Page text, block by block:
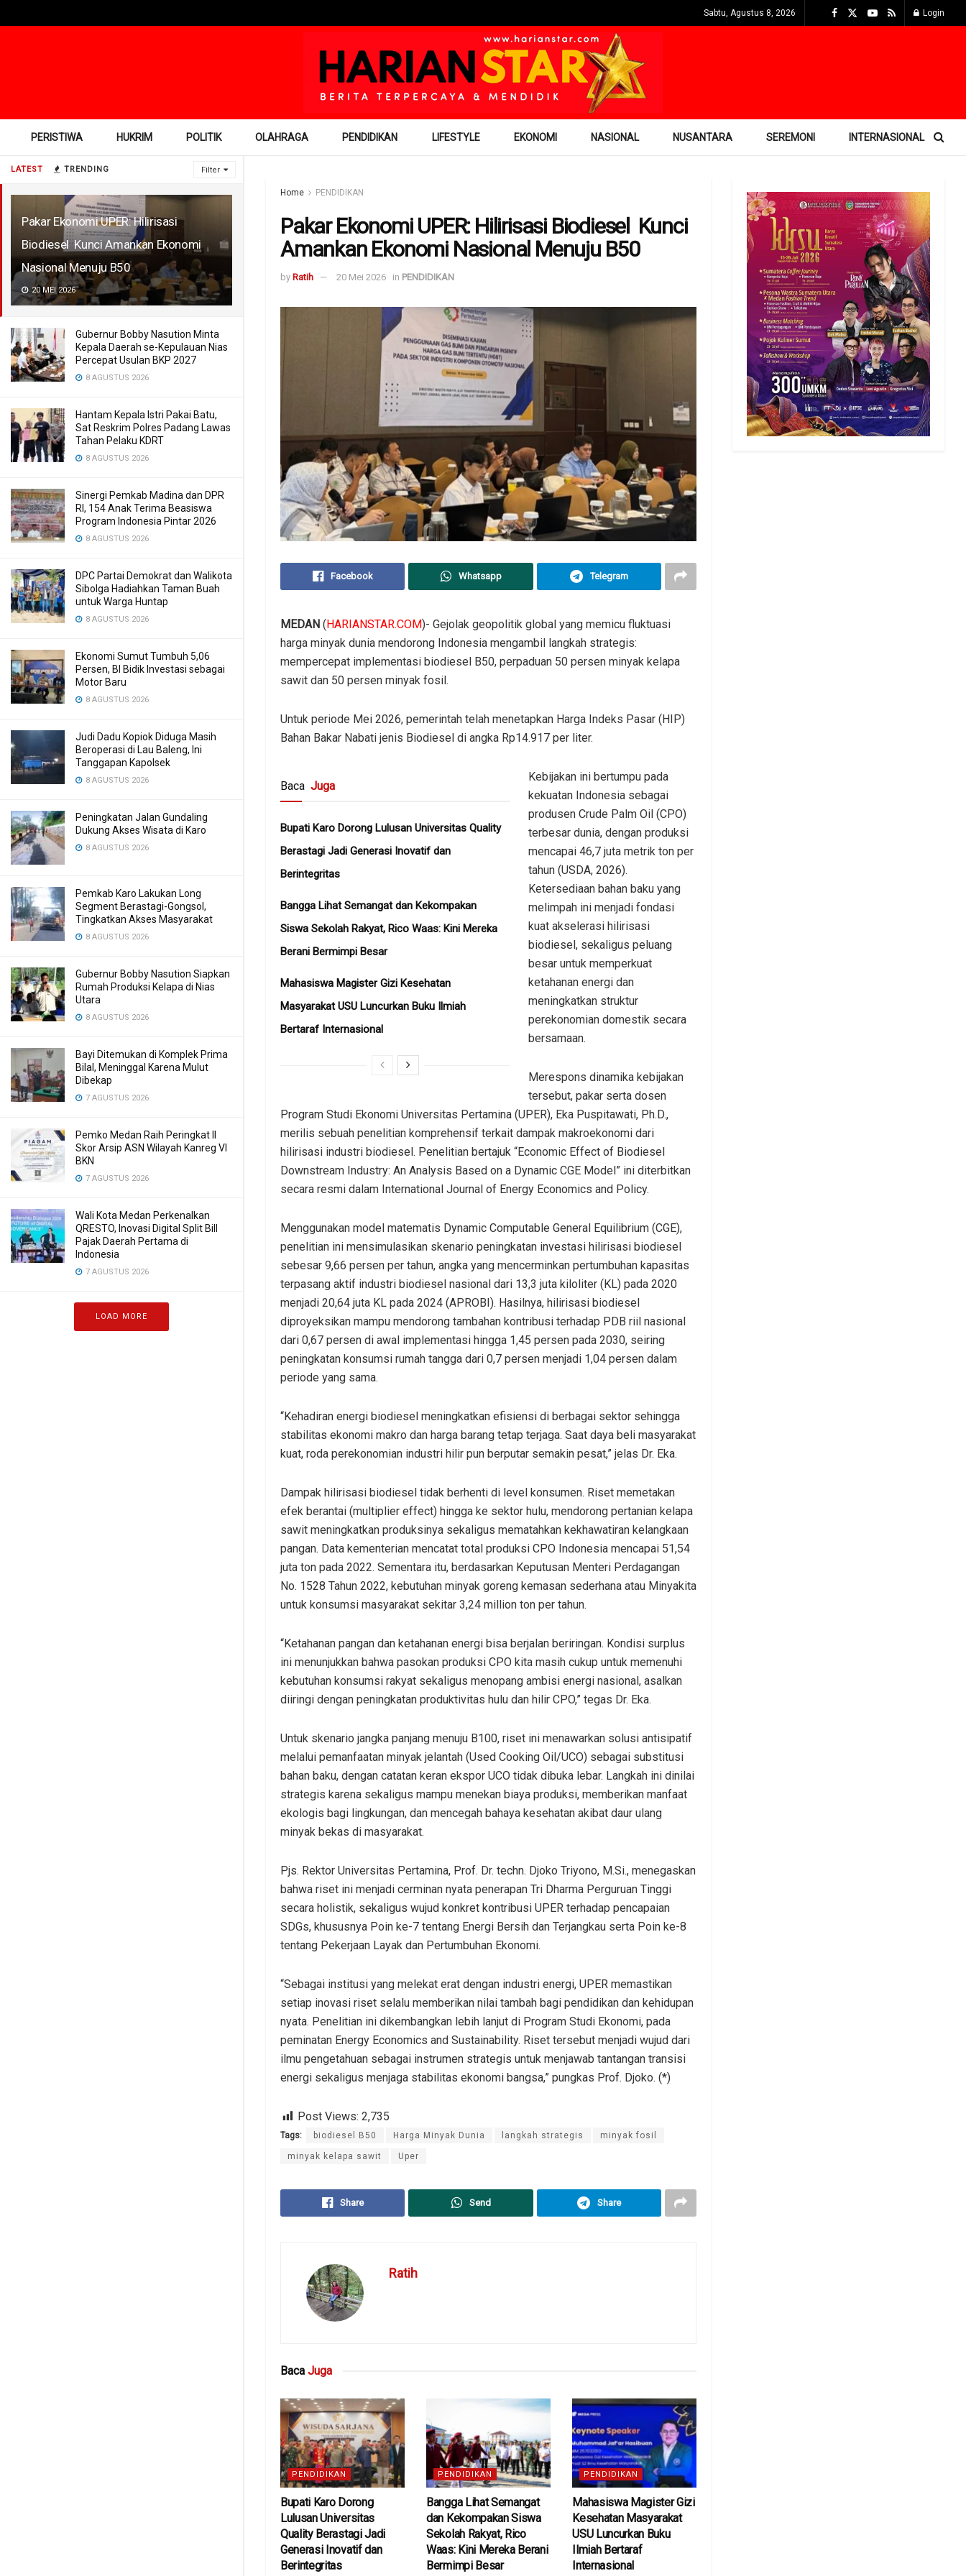
LATEST TRENDING Filter
Pakar Ekonomi UPER: Hilirisasi
Biodiesel Kunci Amankan Ekonomi
Nasional Menuju B50
20 MEI 2026
Gubernur Bobby Nasution Minta
Kepala Daerah se-Kepulauan Nias
Percepat Usulan BKP 2027
8 AGUSTUS 2026
Hantam Kepala Istri Pakai Batu,
Sat Reskrim Polres Padang Lawas
Tahan Pelaku KDRT
8 AGUSTUS 2026
Sinergi Pemkab Madina dan DPR
RI, 154 Anak Terima Beasiswa
Program Indonesia Pintar 2026
8 AGUSTUS 2026
DPC Partai Demokrat dan Walikota
Sibolga Hadiahkan Taman Buah
untuk Warga Huntap
8 AGUSTUS 2026
Ekonomi Sumut Tumbuh 5,06
Persen, BI Bidik Investasi sebagai
Motor Baru
8 AGUSTUS 2026
Judi Dadu Kopiok Diduga Masih
Beroperasi di Lau Baleng, Ini
Tanggapan Kapolsek
8 AGUSTUS 2026
Peningkatan Jalan Gundaling
Dukung Akses Wisata di Karo
8 AGUSTUS 2026
Pemkab Karo Lakukan Long
Segment Berastagi-Gongsol,
Tingkatkan Akses Masyarakat
8 AGUSTUS 2026
Gubernur Bobby Nasution Siapkan
Rumah Produksi Kelapa di Nias
Utara
8 AGUSTUS 2026
Bayi Ditemukan di Komplek Prima
Bilal, Meninggal Karena Mulut
Dibekap
7 AGUSTUS 2026
Pemko Medan Raih Peringkat II
Skor Arsip ASN Wilayah Kanreg VI
BKN
7 AGUSTUS 2026
Wali Kota Medan Perkenalkan
QRESTO, Inovasi Digital Split Bill
Pajak Daerah Pertama di
Indonesia
7 AGUSTUS 2026
LOAD MORE
Sabtu, Agustus 8, 2026 Login
PERISTIWA HUKRIM POLITIK OLAHRAGA PENDIDIKAN LIFESTYLE EKONOMI NASIONAL NUSANTARA SEREMONI INTERNASIONAL
Home PENDIDIKAN
Pakar Ekonomi UPER: Hilirisasi Biodiesel Kunci
Amankan Ekonomi Nasional Menuju B50
by Ratih 20 Mei 2026 in PENDIDIKAN
Facebook Whatsapp Telegram
MEDAN (HARIANSTAR.COM)- Gejolak geopolitik global yang memicu fluktuasi
harga minyak dunia mendorong Indonesia mengambil langkah strategis:
mempercepat implementasi biodiesel B50, perpaduan 50 persen minyak kelapa
sawit dan 50 persen minyak fosil.
Untuk periode Mei 2026, pemerintah telah menetapkan Harga Indeks Pasar (HIP)
Bahan Bakar Nabati jenis Biodiesel di angka Rp14.917 per liter.
Baca Juga
Bupati Karo Dorong Lulusan Universitas Quality
Berastagi Jadi Generasi Inovatif dan
Berintegritas
Bangga Lihat Semangat dan Kekompakan
Siswa Sekolah Rakyat, Rico Waas: Kini Mereka
Berani Bermimpi Besar
Mahasiswa Magister Gizi Kesehatan
Masyarakat USU Luncurkan Buku Ilmiah
Bertaraf Internasional
Kebijakan ini bertumpu pada
kekuatan Indonesia sebagai
produsen Crude Palm Oil (CPO)
terbesar dunia, dengan produksi
mencapai 46,7 juta metrik ton per
tahun (USDA, 2026).
Ketersediaan bahan baku yang
melimpah ini menjadi fondasi
kuat akselerasi hilirisasi
biodiesel, sekaligus peluang
besar untuk memperkuat
ketahanan energi dan
meningkatkan struktur
perekonomian domestik secara
bersamaan.
Merespons dinamika kebijakan
tersebut, pakar serta dosen
Program Studi Ekonomi Universitas Pertamina (UPER), Eka Puspitawati, Ph.D.,
merilis sebuah penelitian komprehensif terkait dampak makroekonomi dari
hilirisasi industri biodiesel. Penelitian bertajuk “Economic Effect of Biodiesel
Downstream Industry: An Analysis Based on a Dynamic CGE Model” ini diterbitkan
secara resmi dalam International Journal of Energy Economics and Policy.
Menggunakan model matematis Dynamic Computable General Equilibrium (CGE),
penelitian ini mensimulasikan skenario peningkatan investasi hilirisasi biodiesel
sebesar 9,66 persen per tahun, angka yang mencerminkan pertumbuhan kapasitas
terpasang aktif industri biodiesel nasional dari 13,3 juta kiloliter (KL) pada 2020
menjadi 20,64 juta KL pada 2024 (APROBI). Hasilnya, hilirisasi biodiesel
diproyeksikan mampu mendorong tambahan kontribusi terhadap PDB riil nasional
dari 0,67 persen di awal implementasi hingga 1,45 persen pada 2030, seiring
peningkatan konsumsi rumah tangga dari 0,7 persen menjadi 1,04 persen dalam
periode yang sama.
“Kehadiran energi biodiesel meningkatkan efisiensi di berbagai sektor sehingga
stabilitas ekonomi makro dan harga barang tetap terjaga. Saat daya beli masyarakat
kuat, roda perekonomian industri hilir pun berputar semakin pesat,” jelas Dr. Eka.
Dampak hilirisasi biodiesel tidak berhenti di level konsumen. Riset memetakan
efek berantai (multiplier effect) hingga ke sektor hulu, mendorong pertanian kelapa
sawit meningkatkan produksinya sekaligus mematahkan kekhawatiran kelangkaan
pangan. Data kementerian mencatat total produksi CPO Indonesia mencapai 51,54
juta ton pada 2022. Sementara itu, berdasarkan Keputusan Menteri Perdagangan
No. 1528 Tahun 2022, kebutuhan minyak goreng kemasan sederhana atau Minyakita
untuk konsumsi masyarakat sekitar 3,24 million ton per tahun.
“Ketahanan pangan dan ketahanan energi bisa berjalan beriringan. Kondisi surplus
ini menunjukkan bahwa pasokan produksi CPO kita masih cukup untuk memenuhi
kebutuhan konsumsi rakyat sekaligus menopang ambisi energi nasional, asalkan
diiringi dengan peningkatan produktivitas hulu dan hilir CPO,” tegas Dr. Eka.
Untuk skenario jangka panjang menuju B100, riset ini menawarkan solusi antisipatif
melalui pemanfaatan minyak jelantah (Used Cooking Oil/UCO) sebagai substitusi
bahan baku, dengan catatan keran ekspor UCO tidak dibuka lebar. Langkah ini dinilai
strategis karena sekaligus mampu menekan biaya produksi, memberikan manfaat
ekologis bagi lingkungan, dan mencegah bahaya kesehatan akibat daur ulang
minyak bekas di masyarakat.
Pjs. Rektor Universitas Pertamina, Prof. Dr. techn. Djoko Triyono, M.Si., menegaskan
bahwa riset ini menjadi cerminan nyata penerapan Tri Dharma Perguruan Tinggi
secara holistik, sekaligus wujud konkret kontribusi UPER terhadap pencapaian
SDGs, khususnya Poin ke-7 tentang Energi Bersih dan Terjangkau serta Poin ke-8
tentang Pekerjaan Layak dan Pertumbuhan Ekonomi.
“Sebagai institusi yang melekat erat dengan industri energi, UPER memastikan
setiap inovasi riset selalu memberikan nilai tambah bagi pendidikan dan kehidupan
nyata. Penelitian ini dikembangkan lebih lanjut di Program Studi Ekonomi, pada
peminatan Energy Economics and Sustainability. Riset tersebut menjadi wujud dari
ilmu pengetahuan sebagai instrumen strategis untuk menjawab tantangan transisi
energi sekaligus menjaga stabilitas ekonomi bangsa,” pungkas Prof. Djoko. (*)
Post Views: 2,735
Tags: biodiesel B50 Harga Minyak Dunia langkah strategis minyak fosil
minyak kelapa sawit Uper
Share Send Share
Ratih
Baca Juga
PENDIDIKAN
Bupati Karo Dorong
Lulusan Universitas
Quality Berastagi Jadi
Generasi Inovatif dan
Berintegritas
PENDIDIKAN
Bangga Lihat Semangat
dan Kekompakan Siswa
Sekolah Rakyat, Rico
Waas: Kini Mereka Berani
Bermimpi Besar
PENDIDIKAN
Mahasiswa Magister Gizi
Kesehatan Masyarakat
USU Luncurkan Buku
Ilmiah Bertaraf
Internasional